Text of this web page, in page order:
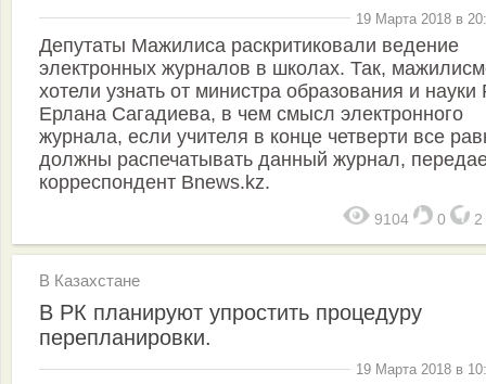
19 Марта 2018 в
Депутаты Мажилиса раскритиковали ведение
электронных журналов в школах. Так,
хотели узнать от министра образования и науки
Ерлана Сагадиева, в чем смысл электронного
журнала, если учителя в конце четверти все
должны распечатывать данный журнал,
корреспондент Bnews.kz.
9104 0 2
В Казахстане
В РК планируют упростить процедуру
перепланировки.
19 Марта 2018 в